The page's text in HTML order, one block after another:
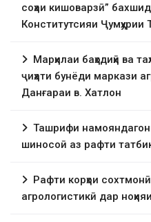
соҳаи кишоварзӣ”
Конститутсияи Ҷумҳурии
Марҳилаи баҳодиҳӣ ва
ҷиҳати бунёди маркази
Данғараи в. Хатлон
Ташрифи
шиносоӣ аз рафти
Рафти корҳои
агрологистикӣ дар